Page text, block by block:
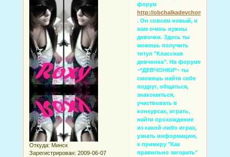
Откуда: Минск
Зарегистрирован: 2009-06-07
форум
http://
. Он совсем новый, и
нам очень нужны
девочки. Здесь ты
можешь получить
титул "Классная
девчонка". На форуме
~*ДЕВЧОНКИ*~ ты
сможешь найти себе
подруг, общаться,
знакомиться,
участвовать в
конкурсах, играть,
найти прохождение
из какой-либо играх,
узнать информацию,
к примеру "Как
правильно загорать"